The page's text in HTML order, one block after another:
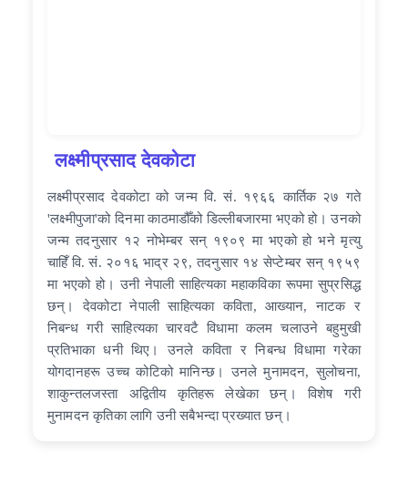
लक्ष्मीप्रसाद देवकोटा
लक्ष्मीप्रसाद देवकोटा को जन्म वि. सं. १९६६ कार्तिक २७ गते
'लक्ष्मीपुजा'को दिनमा काठमाडौँको डिल्लीबजारमा भएको हो। उनको
जन्म तदनुसार १२ नोभेम्बर सन् १९०९ मा भएको हो भने मृत्यु
चाहिँ वि. सं. २०१६ भाद्र २९, तदनुसार १४ सेप्टेम्बर सन् १९५९
मा भएको हो। उनी नेपाली साहित्यका महाकविका रूपमा सुप्रसिद्ध
छन्। देवकोटा नेपाली साहित्यका कविता, आख्यान, नाटक र
निबन्ध गरी साहित्यका चारवटै विधामा कलम चलाउने बहुमुखी
प्रतिभाका धनी थिए। उनले कविता र निबन्ध विधामा गरेका
योगदानहरू उच्च कोटिको मानिन्छ। उनले मुनामदन, सुलोचना,
शाकुन्तलजस्ता अद्वितीय कृतिहरू लेखेका छन्। विशेष गरी
मुनामदन कृतिका लागि उनी सबैभन्दा प्रख्यात छन्।